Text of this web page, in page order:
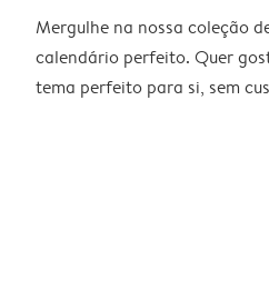
Mergulhe na nossa coleção
calendário perfeito. Quer
tema perfeito para si, sem